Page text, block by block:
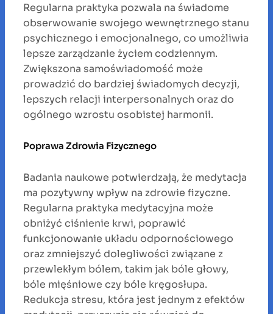
Regularna praktyka pozwala na świadome
obserwowanie swojego wewnętrznego stanu
psychicznego i emocjonalnego, co umożliwia
lepsze zarządzanie życiem codziennym.
Zwiększona samoświadomość może
prowadzić do bardziej świadomych decyzji,
lepszych relacji interpersonalnych oraz do
ogólnego wzrostu osobistej harmonii.
Poprawa Zdrowia Fizycznego
Badania naukowe potwierdzają, że medytacja
ma pozytywny wpływ na zdrowie fizyczne.
Regularna praktyka medytacyjna może
obniżyć ciśnienie krwi, poprawić
funkcjonowanie układu odpornościowego
oraz zmniejszyć dolegliwości związane z
przewlekłym bólem, takim jak bóle głowy,
bóle mięśniowe czy bóle kręgosłupa.
Redukcja stresu, która jest jednym z efektów